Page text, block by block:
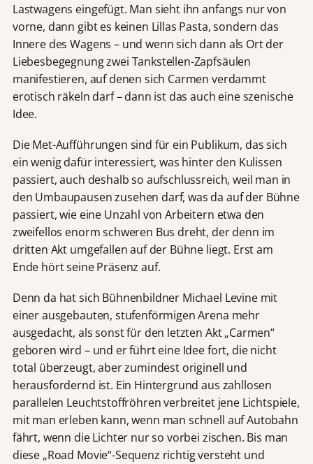
Lastwagens eingefügt. Man sieht ihn anfangs nur von
vorne, dann gibt es keinen Lillas Pasta, sondern das
Innere des Wagens – und wenn sich dann als Ort der
Liebesbegegnung zwei Tankstellen-Zapfsäulen
manifestieren, auf denen sich Carmen verdammt
erotisch räkeln darf – dann ist das auch eine szenische
Idee.
Die Met-Aufführungen sind für ein Publikum, das sich
ein wenig dafür interessiert, was hinter den Kulissen
passiert, auch deshalb so aufschlussreich, weil man in
den Umbaupausen zusehen darf, was da auf der Bühne
passiert, wie eine Unzahl von Arbeitern etwa den
zweifellos enorm schweren Bus dreht, der denn im
dritten Akt umgefallen auf der Bühne liegt. Erst am
Ende hört seine Präsenz auf.
Denn da hat sich Bühnenbildner Michael Levine mit
einer ausgebauten, stufenförmigen Arena mehr
ausgedacht, als sonst für den letzten Akt „Carmen“
geboren wird – und er führt eine Idee fort, die nicht
total überzeugt, aber zumindest originell und
herausfordernd ist. Ein Hintergrund aus zahllosen
parallelen Leuchtstoffröhren verbreitet jene Lichtspiele,
mit man erleben kann, wenn man schnell auf Autobahn
fährt, wenn die Lichter nur so vorbei zischen. Bis man
diese „Road Movie“-Sequenz richtig versteht und